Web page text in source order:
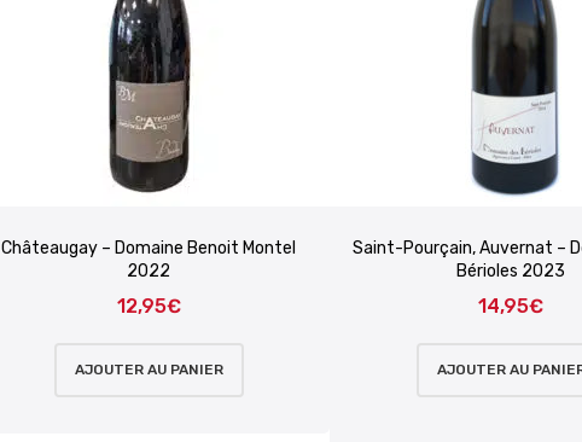
Châteaugay – Domaine Benoit Montel
2022
12,95€
AJOUTER AU PANIER
Saint-Pourçain, Auvernat –
Bérioles 2023
14,95€
AJOUTER AU